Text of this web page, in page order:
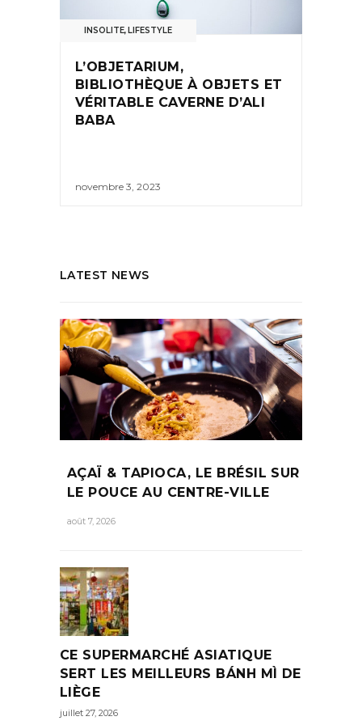
INSOLITE, LIFESTYLE
L’OBJETARIUM,
BIBLIOTHÈQUE À OBJETS ET
VÉRITABLE CAVERNE D’ALI
BABA
novembre 3, 2023
LATEST NEWS
AÇAÏ & TAPIOCA, LE BRÉSIL SUR
LE POUCE AU CENTRE-VILLE
août 7, 2026
CE SUPERMARCHÉ ASIATIQUE
SERT LES MEILLEURS BÁNH MÌ DE
LIÈGE
juillet 27, 2026